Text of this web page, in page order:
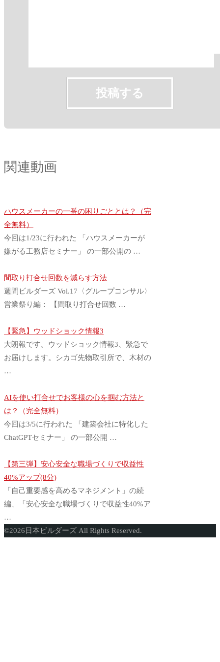
関連動画
ハウスメーカーの一番の困りごととは？（完
全無料）
今回は1/23に行われた 「ハウスメーカーが
嫌がる工務店セミナー」 の一部公開の …
間取り打合せ回数を減らす方法
週間ビルダーズ Vol.17〈グループコンサル〉
営業祭り編： 【間取り打合せ回数 …
【緊急】ウッドショック情報3
大朗報です。ウッドショック情報3、緊急で
お届けします。シカゴ先物取引所で、木材の
…
AIを使い打合せでお客様の心を掴む方法と
は？（完全無料）
今回は3/5に行われた 「建築会社に特化した
ChatGPTセミナー」 の一部公開 …
【第三弾】安心安全な職場づくりで収益性
40%アップ(8分)
「自己重要感を高めるマネジメント」の続
編、「安心安全な職場づくりで収益性40%ア
…
ト
©2026 日本ビルダーズ All Rights Reserved.